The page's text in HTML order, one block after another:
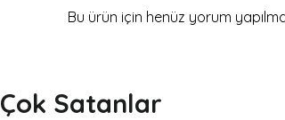
Bu ürün için henüz yorum
Çok Satanlar